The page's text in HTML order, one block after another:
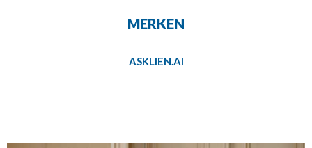
MERKEN
ASKLIEN.AI